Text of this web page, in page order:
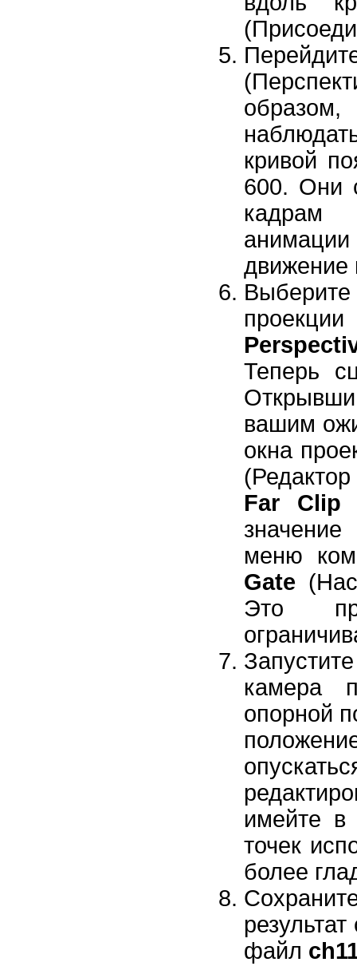
кривой
600. Они
кадрам
анимации
движение
Теперь
вашим
окна
Far Clip
меню
Gate
Это
камера
опорной
имейте
точек
более
файл